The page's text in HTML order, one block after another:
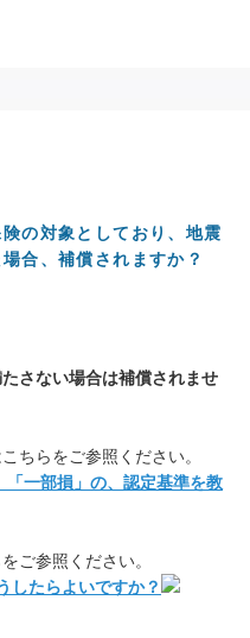
の対象としており、地震
合、補償されますか？
さない場合は補償されませ
ちらをご参照ください。
一部損」の、認定基準を教
ご参照ください。
したらよいですか？